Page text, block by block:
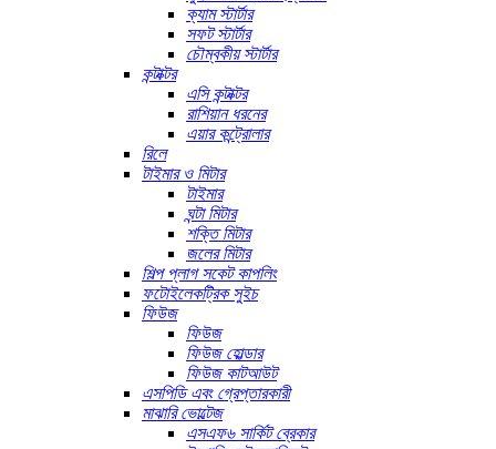
ক্যাম স্টার্টার
সফট স্টার্টার
চৌম্বকীয় স্টার্টার
কন্টাক্টর
এসি কন্টাক্টর
রাশিয়ান ধরনের
এয়ার কন্ট্রোলার
রিলে
টাইমার ও মিটার
টাইমার
ঘন্টা মিটার
শক্তি মিটার
জলের মিটার
শিল্প প্লাগ সকেট কাপলিং
ফটোইলেকট্রিক সুইচ
ফিউজ
ফিউজ
ফিউজ হোল্ডার
ফিউজ কাটআউট
এসপিডি এবং গ্রেপ্তারকারী
মাঝারি ভোল্টেজ
এসএফ৬ সার্কিট ব্রেকার